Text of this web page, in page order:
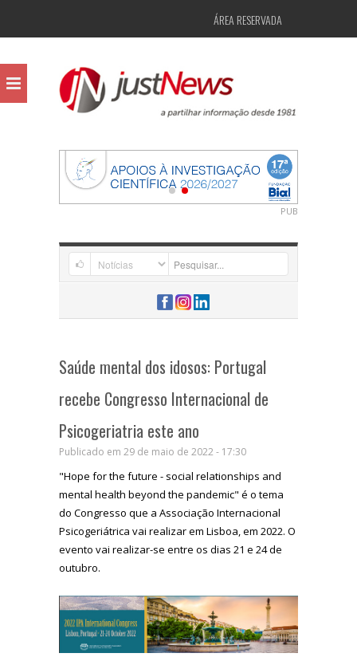
ÁREA RESERVADA
PUB
Saúde mental dos idosos: Portugal
recebe Congresso Internacional de
Psicogeriatria este ano
Publicado em 29 de maio de 2022 - 17:30
"Hope for the future - social relationships and
mental health beyond the pandemic" é o tema
do Congresso que a Associação Internacional
Psicogeriátrica vai realizar em Lisboa, em 2022. O
evento vai realizar-se entre os dias 21 e 24 de
outubro.